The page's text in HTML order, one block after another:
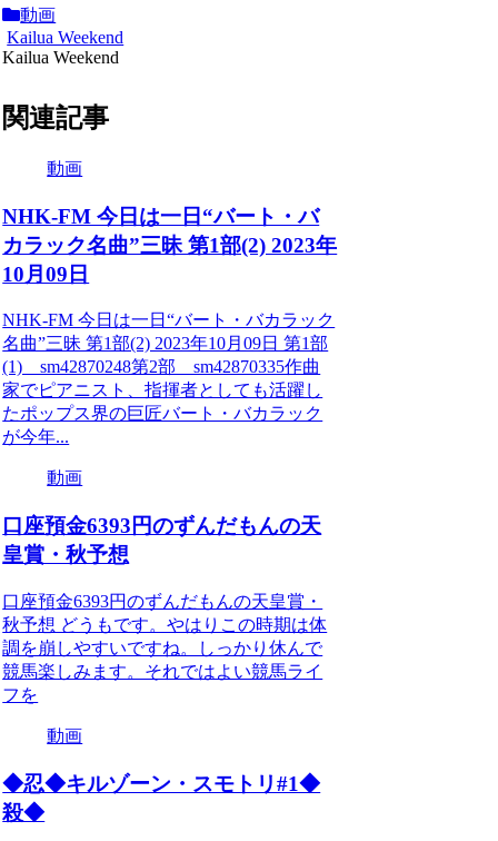
動画
Kailua Weekend
Kailua Weekend
関連記事
動画
NHK-FM 今日は一日“バート・バ
カラック名曲”三昧 第1部(2) 2023年
10月09日
NHK-FM 今日は一日“バート・バカラック
名曲”三昧 第1部(2) 2023年10月09日 第1部
(1) sm42870248第2部 sm42870335作曲
家でピアニスト、指揮者としても活躍し
たポップス界の巨匠バート・バカラック
が今年...
動画
口座預金6393円のずんだもんの天
皇賞・秋予想
口座預金6393円のずんだもんの天皇賞・
秋予想 どうもです。やはりこの時期は体
調を崩しやすいですね。しっかり休んで
競馬楽しみます。それではよい競馬ライ
フを
動画
◆忍◆キルゾーン・スモトリ#1◆
殺◆